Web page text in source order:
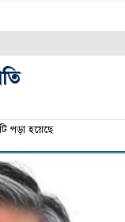
পড়া হয়েছে